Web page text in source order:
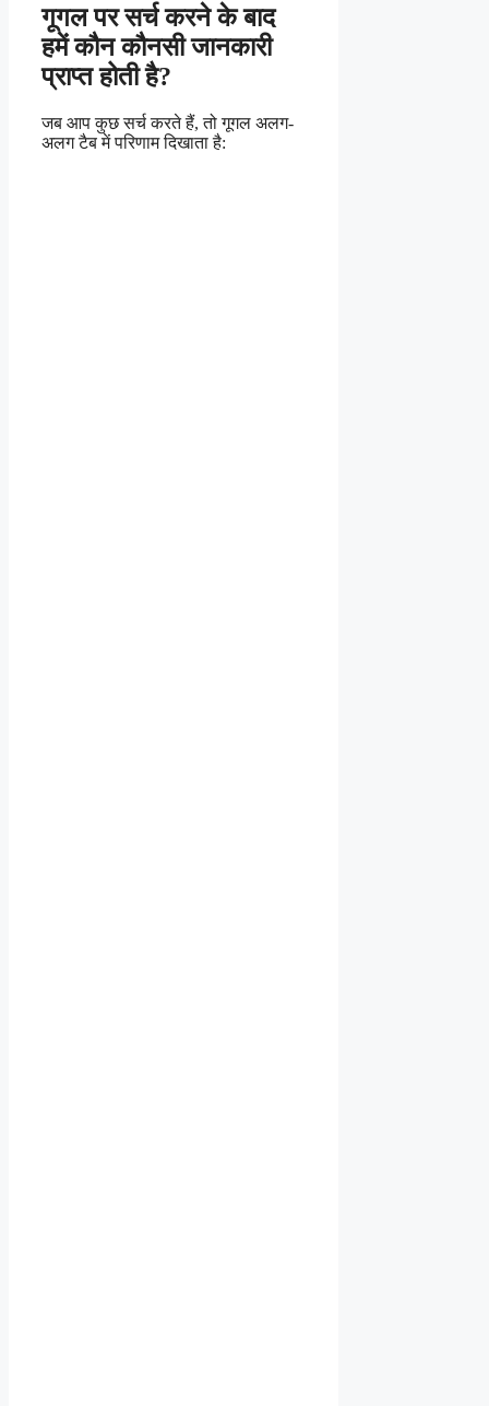
गूगल पर सर्च करने के बाद
हमें कौन कौनसी जानकारी
प्राप्त होती है?
जब आप कुछ सर्च करते हैं, तो गूगल अलग-
अलग टैब में परिणाम दिखाता है: